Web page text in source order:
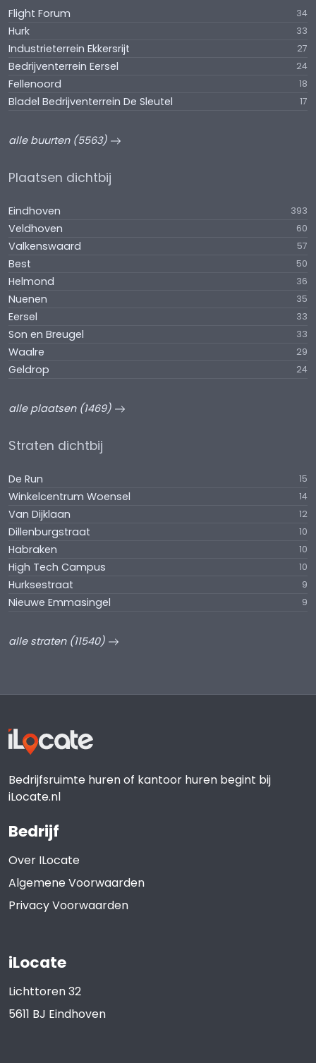
Flight Forum 34
Hurk 33
Industrieterrein Ekkersrijt 27
Bedrijventerrein Eersel 24
Fellenoord 18
Bladel Bedrijventerrein De Sleutel 17
alle buurten (5563)
Plaatsen dichtbij
Eindhoven 393
Veldhoven 60
Valkenswaard 57
Best 50
Helmond 36
Nuenen 35
Eersel 33
Son en Breugel 33
Waalre 29
Geldrop 24
alle plaatsen (1469)
Straten dichtbij
De Run 15
Winkelcentrum Woensel 14
Van Dijklaan 12
Dillenburgstraat 10
Habraken 10
High Tech Campus 10
Hurksestraat 9
Nieuwe Emmasingel 9
alle straten (11540)
Bedrijfsruimte huren of kantoor huren begint bij
iLocate.nl
Bedrijf
Over ILocate
Algemene Voorwaarden
Privacy Voorwaarden
iLocate
Lichttoren 32
5611 BJ Eindhoven